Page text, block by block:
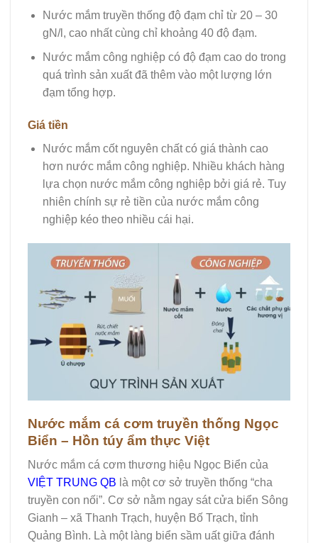
Nước mắm truyền thống độ đạm chỉ từ 20 – 30
gN/l, cao nhất cùng chỉ khoảng 40 độ đạm.
Nước mắm công nghiệp có độ đạm cao do trong
quá trình sản xuất đã thêm vào một lượng lớn
đạm tổng hợp.
Giá tiền
Nước mắm cốt nguyên chất có giá thành cao
hơn nước mắm công nghiệp. Nhiều khách hàng
lựa chọn nước mắm công nghiệp bởi giá rẻ. Tuy
nhiên chính sự rẻ tiền của nước mắm công
nghiệp kéo theo nhiều cái hại.
Nước mắm cá cơm truyền thống Ngọc
Biển – Hồn túy ẩm thực Việt
Nước mắm cá cơm thương hiệu Ngọc Biển của
VIỆT TRUNG QB là một cơ sở truyền thống “cha
truyền con nối”. Cơ sở nằm ngay sát cửa biển Sông
Gianh – xã Thanh Trạch, huyện Bố Trạch, tỉnh
Quảng Bình. Là một làng biển sầm uất giữa đánh